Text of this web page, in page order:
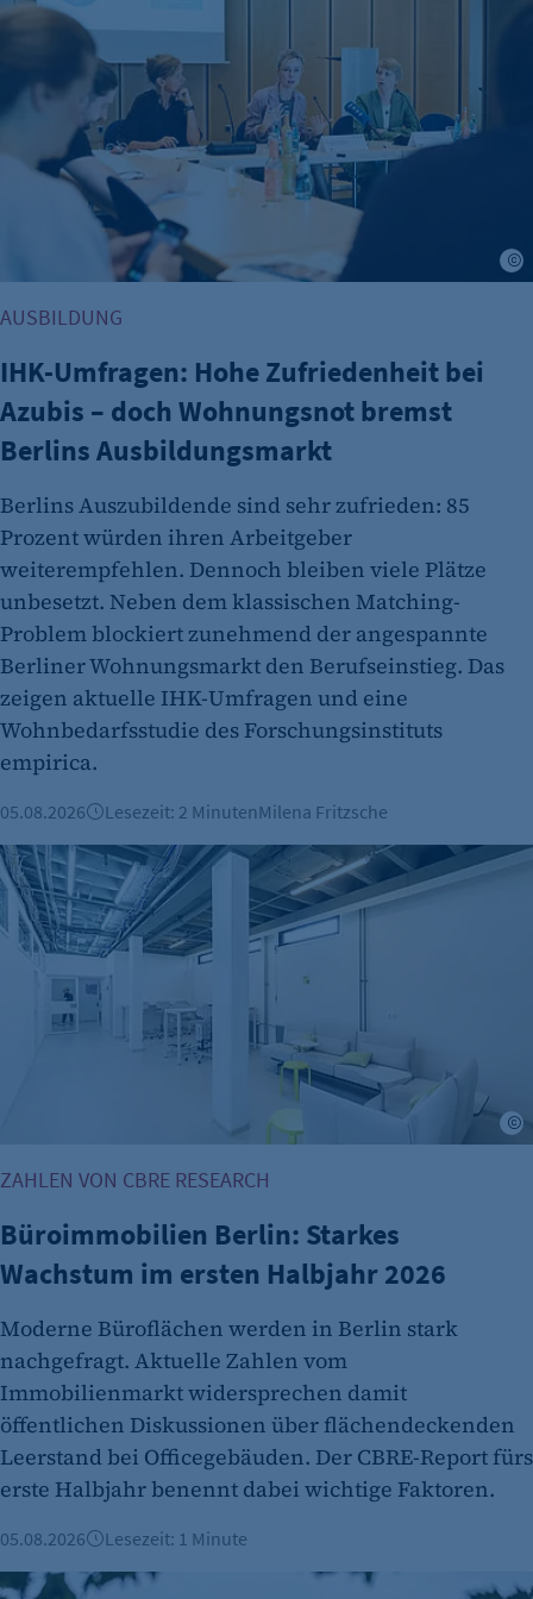
Name:
cookie_consent
Zweck:
Dieser Cookie speichert die ausgewählten
Einverständnis-Optionen des Benutzers
Cookie Laufzeit:
1 Jahr
etracker Analytics
Name:
et_oi_v2
Anbieter:
etracker GmbH
Zweck:
Cookie Erkennung
Cookie Laufzeit:
2 Jahre
etracker Analytics
Name:
et_allow_cookies
Anbieter:
etracker GmbH
Zweck:
Es erlaubt eTracker Cookies zu setzen.
Name:
isSdEnabled
Anbieter:
Zweck:
Erkennung, ob bei dem Besucher die
Scrolltiefe gemessen wird.
Cookie Laufzeit:
AUSBILDUNG
IHK-Umfragen: Hohe Zufriedenheit bei
Azubis – doch Wohnungsnot bremst
Berlins Ausbildungsmarkt
Berlins Auszubildende sind sehr zufrieden: 85
Prozent würden ihren Arbeitgeber
weiterempfehlen. Dennoch bleiben viele Plätze
unbesetzt. Neben dem klassischen Matching-
Problem blockiert zunehmend der angespannte
Berliner Wohnungsmarkt den Berufseinstieg. Das
zeigen aktuelle IHK-Umfragen und eine
Wohnbedarfsstudie des Forschungsinstituts
empirica.
05.08.2026 Lesezeit: 2 MinutenMilena Fritzsche
Büroimmobilien Berlin: Starkes Wachstum im ersten
ZAHLEN VON CBRE RESEARCH
Büroimmobilien Berlin: Starkes
Wachstum im ersten Halbjahr 2026
Moderne Büroflächen werden in Berlin stark
nachgefragt. Aktuelle Zahlen vom
Immobilienmarkt widersprechen damit
öffentlichen Diskussionen über flächendeckenden
Leerstand bei Officegebäuden. Der CBRE-Report fürs
erste Halbjahr benennt dabei wichtige Faktoren.
05.08.2026 Lesezeit: 1 Minute
Berliner Immobilienmarkt 2025: Mehr Verkäufe und stabile